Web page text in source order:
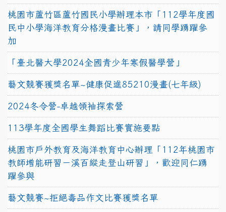
桃園市蘆竹區蘆竹國民小學辦理本市「112學年度國
民中小學海洋教育分格漫畫比賽」，請同學踴躍參
加
「臺北醫大學2024全國青少年寒假醫學營」
藝文競賽獲獎名單~健康促進85210漫畫(七年級)
2024冬令營-卓越領袖探索營
113學年度全國學生舞蹈比賽實施要點
桃園市戶外教育及海洋教育中心辦理「112年桃園市
教師增能研習－溪百縱走登山研習」，歡迎同仁踴
躍參與
藝文競賽~拒絕毒品作文比賽獲獎名單